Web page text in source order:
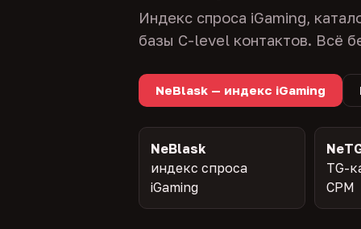
Индекс спроса iGaming,
базы C-level контактов. Всё
NeBlask — индекс iGaming
NeBlask
индекс спроса
iGaming
TG-
CPM